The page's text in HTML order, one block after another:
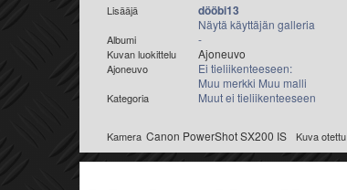
Lisääjä dööbi13
Näytä käyttäjän galleria
Albumi -
Kuvan luokittelu Ajoneuvo
Ajoneuvo
Ei tieliikenteeseen:
Muu merkki Muu malli
Kategoria Muut ei tieliikenteeseen
Kamera Canon PowerShot SX200 IS Kuva otettu